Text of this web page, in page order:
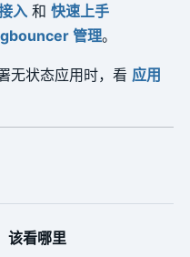
入和 快速上手
管理。
无状态应用时，看 应用
该看哪里